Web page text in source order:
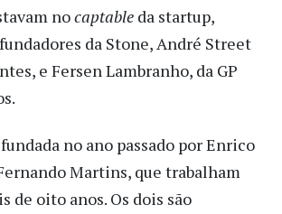
nocaptable da startup,
da Stone, André Street
e Fersen Lambranho, da GP
no ano passado por Enrico
Martins, que trabalham
de oito anos. Os dois são